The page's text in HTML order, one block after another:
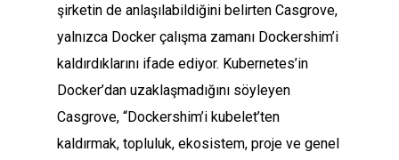
şirketin de anlaşılabildiğini belirten Casgrove,
yalnızca Docker çalışma zamanı Dockershim’i
kaldırdıklarını ifade ediyor. Kubernetes’in
Docker’dan uzaklaşmadığını söyleyen
Casgrove, “Dockershim’i kubelet’ten
kaldırmak, topluluk, ekosistem, proje ve genel